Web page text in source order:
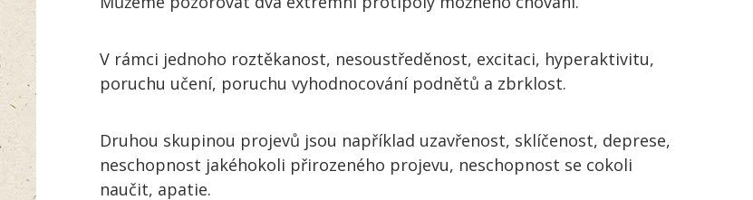
V rámci jednoho roztěkanost, nesoustředěnost, excitaci, hyperaktivitu,
poruchu učení, poruchu vyhodnocování podnětů a zbrklost.
Druhou skupinou projevů jsou například uzavřenost, sklíčenost, deprese,
neschopnost jakéhokoli přirozeného projevu, neschopnost se cokoli
naučit, apatie.